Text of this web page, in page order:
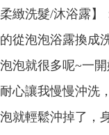
緻洗髮/沐浴露】
從泡泡浴露換成
泡就很多呢~一
心讓我慢慢沖洗
就輕鬆沖掉了，